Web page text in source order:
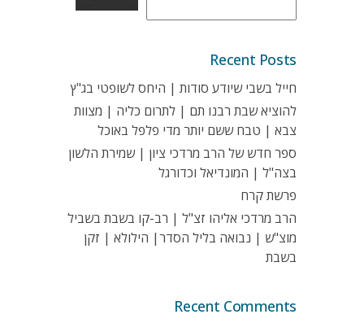
Recent Posts
חייל בשבי שיודע סודות | היחס לשופטי בג"ץ
להוציא שבת רבנו תם | לתרום כליה | מצוות
צבא | טבח ששם יותר מדי פלפל באוכל
ספר חדש של הרב מרדכי ציון | שמירת הלשון
בצה"ל | המונדיאל וכדורגל
פרשת קרח
הרב מרדכי אליהו זצ"ל | רב-קו בשבת בשביל
מוצ"ש | נבואה בליל הסדר| הילולא | זקן
בשבת
Recent Comments